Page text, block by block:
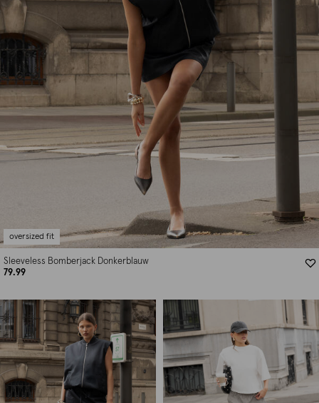
oversized fit
Sleeveless Bomberjack Donkerblauw
79.99